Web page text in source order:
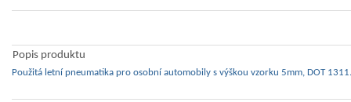
Popis produktu
Použitá letní pneumatika pro osobní automobily s výškou vzorku 5mm, DOT